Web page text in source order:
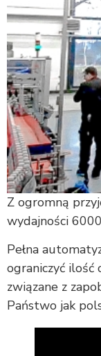
Z ogromną
wydajności
Pełna
ograniczyć ilość
związane z
Państwo jak